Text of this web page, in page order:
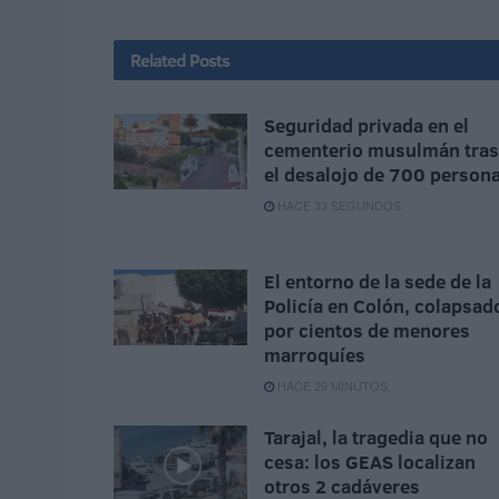
Related Posts
Seguridad privada en el
cementerio musulmán tras
el desalojo de 700
HACE 33 SEGUNDOS
El entorno de la sede de la
Policía en Colón,
por cientos de menores
marroquíes
HACE 29 MINUTOS
Tarajal, la tragedia que no
cesa: los GEAS localizan
otros 2 cadáveres